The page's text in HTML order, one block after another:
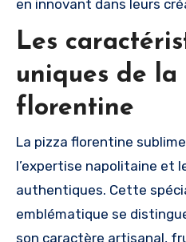
en innovant dans leurs
Les
uniques de la
florentine
La pizza florentine
l’expertise napolitaine et
authentiques. Cette
emblématique se
son caractère artisanal,